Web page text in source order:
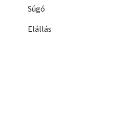
Súgó
Elállás